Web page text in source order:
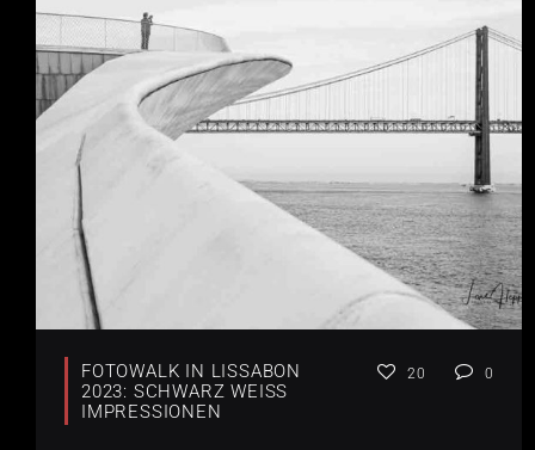
FOTOWALK IN LISSABON
2023: SCHWARZ WEISS I
MPRESSIONEN
20 0